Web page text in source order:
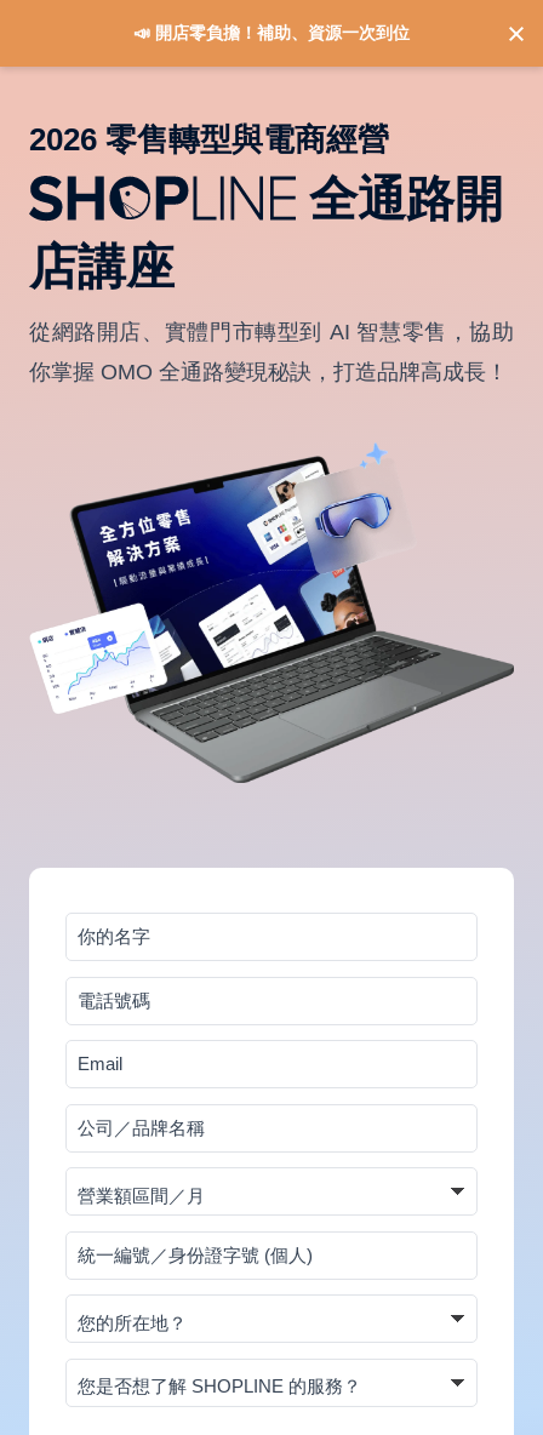
📣 開店零負擔！補助、資源一次到位
2026 零售轉型與電商經營
全通路開
店講座
從網路開店、實體門市轉型到 AI 智慧零售，協助
你掌握 OMO 全通路變現秘訣，打造品牌高成長！
你
的
名
字
電
話
號
碼
Email
公
司
／
品
牌
名
稱
營
業
額
區
間
／
月
統
一
編
號
／
您
的
所
在
您
是